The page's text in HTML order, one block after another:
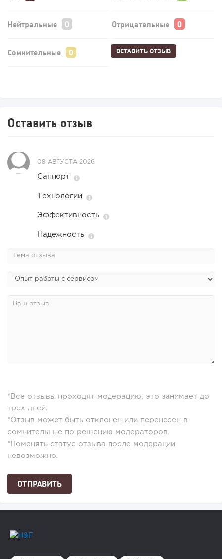
Нейтральные Отрицательные
Сомнительные ОСТАВИТЬ ОТЗЫВ
Оставить отзыв
08 АВГУСТА 2026
Саппорт
Технологии
Эффективность
Надежность
*Все отзывы проходят модерацию, это занимает до
трех дней.
*Отзыв может быть отклонен или перенесен в
сомнительные по решению модераторов.
*Поменять статус отзыва после модерации
невозможно.